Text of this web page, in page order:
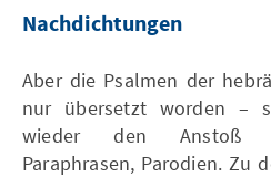
Nachdichtungen
Aber die Psalmen der
nur übersetzt worden –
wieder den Anstoß
Paraphrasen, Parodien. Zu